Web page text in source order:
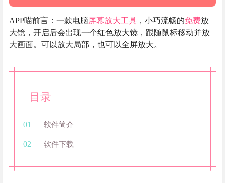
APP喵前言：一款电脑屏幕放大工具 ，小巧流畅的免费放
大镜，开启后会出现一个红色放大镜，跟随鼠标移动并放
大画面。可以放大局部，也可以全屏放大。
目录
软件简介
软件下载